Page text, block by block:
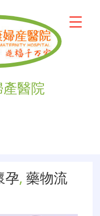
醫院
孕, 藥物流